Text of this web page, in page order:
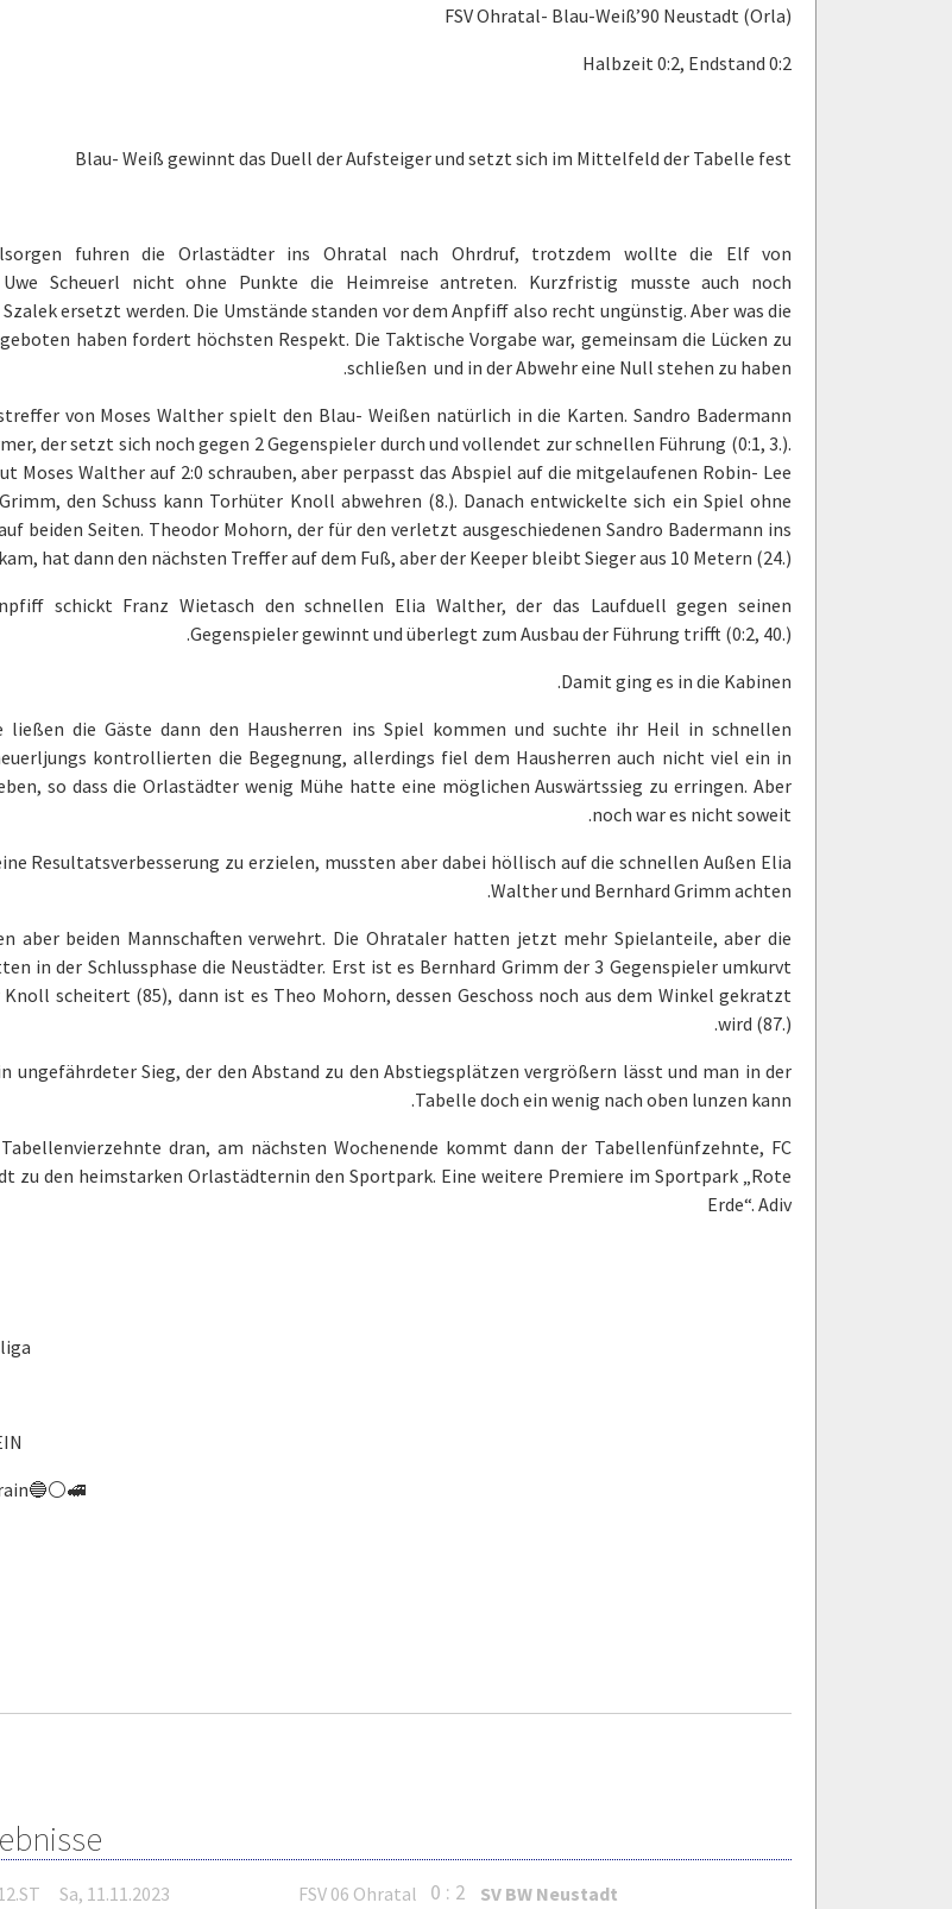
FSV Ohratal- Blau-Weiß’90 Neustadt (Orla)
Halbzeit 0:2, Endstand 0:2
Blau- Weiß gewinnt das Duell der Aufsteiger und setzt sich im Mittelfeld der Tabelle fest
fuhren die Orlastädter ins Ohratal nach Ohrdruf, trotzdem wollte die Elf von
Scheuerl nicht ohne Punkte die Heimreise antreten. Kurzfristig musste auch noch
ersetzt werden. Die Umstände standen vor dem Anpfiff also recht ungünstig. Aber was die
haben fordert höchsten Respekt. Die Taktische Vorgabe war, gemeinsam die Lücken zu
schließen und in der Abwehr eine Null stehen zu haben.
von Moses Walther spielt den Blau- Weißen natürlich in die Karten. Sandro Badermann
der setzt sich noch gegen 2 Gegenspieler durch und vollendet zur schnellen Führung (0:1, 3.).
Moses Walther auf 2:0 schrauben, aber perpasst das Abspiel auf die mitgelaufenen Robin- Lee
den Schuss kann Torhüter Knoll abwehren (8.). Danach entwickelte sich ein Spiel ohne
beiden Seiten. Theodor Mohorn, der für den verletzt ausgeschiedenen Sandro Badermann ins
hat dann den nächsten Treffer auf dem Fuß, aber der Keeper bleibt Sieger aus 10 Metern (24.).
schickt Franz Wietasch den schnellen Elia Walther, der das Laufduell gegen seinen
Gegenspieler gewinnt und überlegt zum Ausbau der Führung trifft (0:2, 40.).
Damit ging es in die Kabinen.
die Gäste dann den Hausherren ins Spiel kommen und suchte ihr Heil in schnellen
kontrollierten die Begegnung, allerdings fiel dem Hausherren auch nicht viel ein in
so dass die Orlastädter wenig Mühe hatte eine möglichen Auswärtssieg zu erringen. Aber
noch war es nicht soweit.
Resultatsverbesserung zu erzielen, mussten aber dabei höllisch auf die schnellen Außen Elia
Walther und Bernhard Grimm achten.
aber beiden Mannschaften verwehrt. Die Ohrataler hatten jetzt mehr Spielanteile, aber die
in der Schlussphase die Neustädter. Erst ist es Bernhard Grimm der 3 Gegenspieler umkurvt
scheitert (85), dann ist es Theo Mohorn, dessen Geschoss noch aus dem Winkel gekratzt
wird (87.).
ungefährdeter Sieg, der den Abstand zu den Abstiegsplätzen vergrößern lässt und man in der
Tabelle doch ein wenig nach oben lunzen kann.
dran, am nächsten Wochenende kommt dann der Tabellenfünfzehnte, FC
zu den heimstarken Orlastädternin den Sportpark. Eine weitere Premiere im Sportpark „Rote
Erde“. Adiv
12.ST Sa, 11.11.2023 FSV 06 Ohratal 0 : 2 SV BW Neustadt